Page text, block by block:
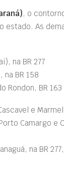
, o
estado. As
na BR 277
BR 158
Rondon, BR 163
e
Camargo e
na BR